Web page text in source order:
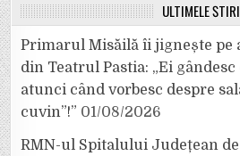
ULTIMELE ȘTIRI
Primarul Misăilă îi jignește pe
din Teatrul Pastia: „Ei
atunci când vorbesc despre
cuvin”!” 01/08/2026
RMN-ul Spitalului Județean